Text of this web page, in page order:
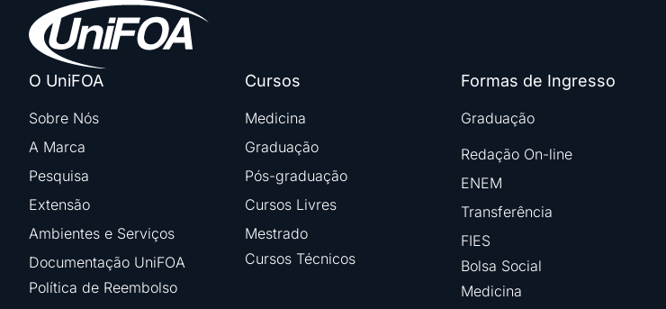
O UniFOA
Sobre Nós
A Marca
Pesquisa
Extensão
Ambientes e Serviços
Documentação UniFOA
Política de Reembolso
Cursos
Medicina
Graduação
Pós-graduação
Cursos Livres
Mestrado
Cursos Técnicos
Formas de Ingresso
Graduação
Redação On-line
ENEM
Transferência
FIES
Bolsa Social
Medicina